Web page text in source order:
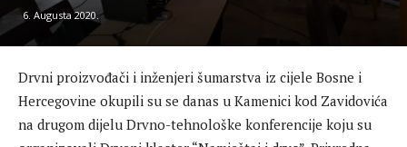
6. Augusta 2020.
Drvni proizvođači i inženjeri šumarstva iz cijele Bosne i
Hercegovine okupili su se danas u Kamenici kod Zavidovića
na drugom dijelu Drvno-tehnološke konferencije koju su